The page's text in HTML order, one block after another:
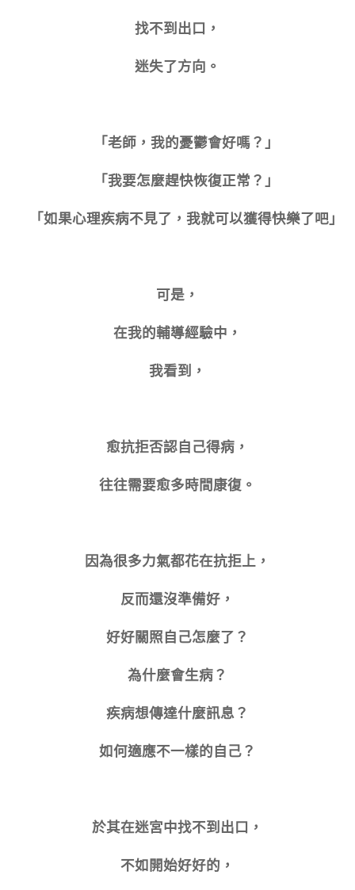
找不到出口，
迷失了方向。
🙍「老師，我的憂鬱會好嗎？」
🤦「我要怎麼趕快恢復正常？」
🤷「如果心理疾病不見了，我就可以獲得快樂了吧」
可是，
在我的輔導經驗中，
我看到，
愈抗拒否認自己得病，
往往需要愈多時間康復。
因為很多力氣都花在抗拒上，
反而還沒準備好，
好好關照自己怎麼了？
為什麼會生病？
疾病想傳達什麼訊息？
如何適應不一樣的自己？
於其在迷宮中找不到出口，
不如開始好好的，